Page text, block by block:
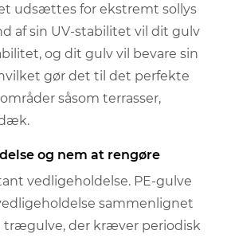
udsættes for ekstremt sollys
af sin UV-stabilitet vil dit gulv
og dit gulv vil bevare sin
gør det til det perfekte
såsom terrasser,
og nem at rengøre
vedligeholdelse. PE-gulve
sammenlignet
trægulve, der kræver periodisk